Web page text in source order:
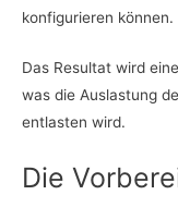
konfigurieren können.
Das Resultat wird
was die Auslastung
entlasten wird.
Die